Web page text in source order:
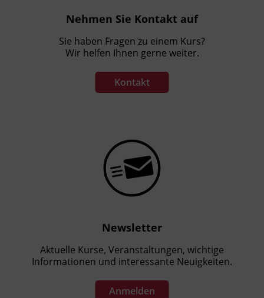
Nehmen Sie Kontakt auf
Sie haben Fragen zu einem Kurs?
Wir helfen Ihnen gerne weiter.
Kontakt
Newsletter
Aktuelle Kurse, Veranstaltungen, wichtige
Informationen und interessante Neuigkeiten.
Anmelden